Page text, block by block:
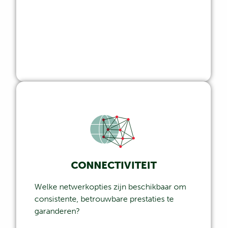
CONNECTIVITEIT
Welke netwerkopties zijn beschikbaar om
consistente, betrouwbare prestaties te
garanderen?